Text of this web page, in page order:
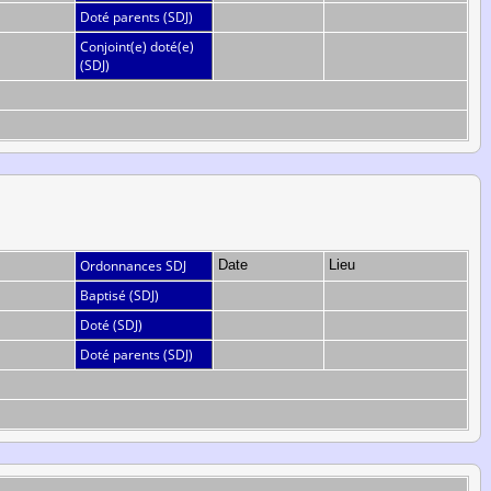
Doté parents (SDJ)
Conjoint(e) doté(e)
(SDJ)
Ordonnances SDJ Date Lieu
Baptisé (SDJ)
Doté (SDJ)
Doté parents (SDJ)